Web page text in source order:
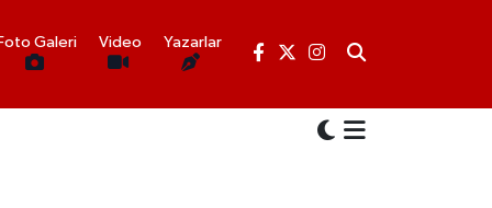
Foto Galeri Video Yazarlar